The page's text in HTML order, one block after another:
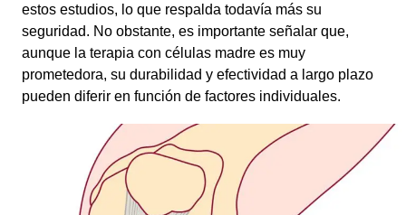
estos estudios, lo que respalda todavía más su
seguridad. No obstante, es importante señalar que,
aunque la terapia con células madre es muy
prometedora, su durabilidad y efectividad a largo plazo
pueden diferir en función de factores individuales.